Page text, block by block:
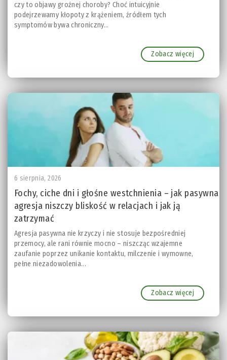
czy to objawy groźnej choroby? Choć intuicyjnie
podejrzewamy kłopoty z krążeniem, źródłem tych
symptomów bywa chroniczny...
Zobacz więcej
6 sierpnia, 2026
Fochy, ciche dni i głośne westchnienia – jak pasywna
agresja niszczy bliskość w relacjach i jak ją
zatrzymać
Agresja pasywna nie krzyczy i nie stosuje bezpośredniej
przemocy, ale rani równie mocno – niszcząc wzajemne
zaufanie poprzez unikanie kontaktu, milczenie i wymowne,
pełne niezadowolenia...
Zobacz więcej